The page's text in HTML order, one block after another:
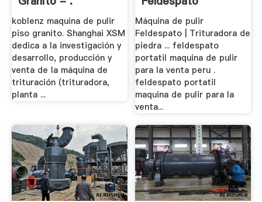
koblenz maquina de pulir
piso granito. Shanghai XSM
dedica a la investigación y
desarrollo, producción y
venta de la máquina de
trituración (trituradora,
planta ...
Máquina de pulir
Feldespato | Trituradora de
piedra ... feldespato
portatil maquina de pulir
para la venta peru .
feldespato portatil
maquina de pulir para la
venta...